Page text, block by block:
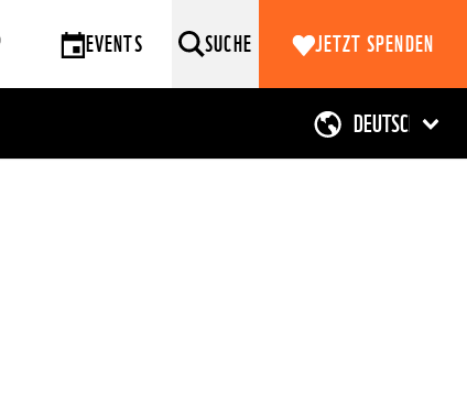
EVENTS SUCHE JETZT SPENDEN